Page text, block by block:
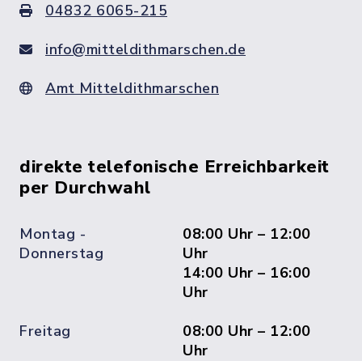
04832 6065-215
info@mitteldithmarschen.de
Amt Mitteldithmarschen
direkte telefonische Erreichbarkeit
per Durchwahl
Montag -
Donnerstag
08:00 Uhr – 12:00
Uhr
14:00 Uhr – 16:00
Uhr
Freitag
08:00 Uhr – 12:00
Uhr